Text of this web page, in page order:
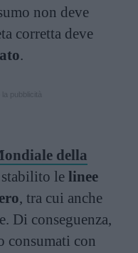
non deve
corretta deve
.
della
le linee
, tra cui anche
Di conseguenza,
consumati con